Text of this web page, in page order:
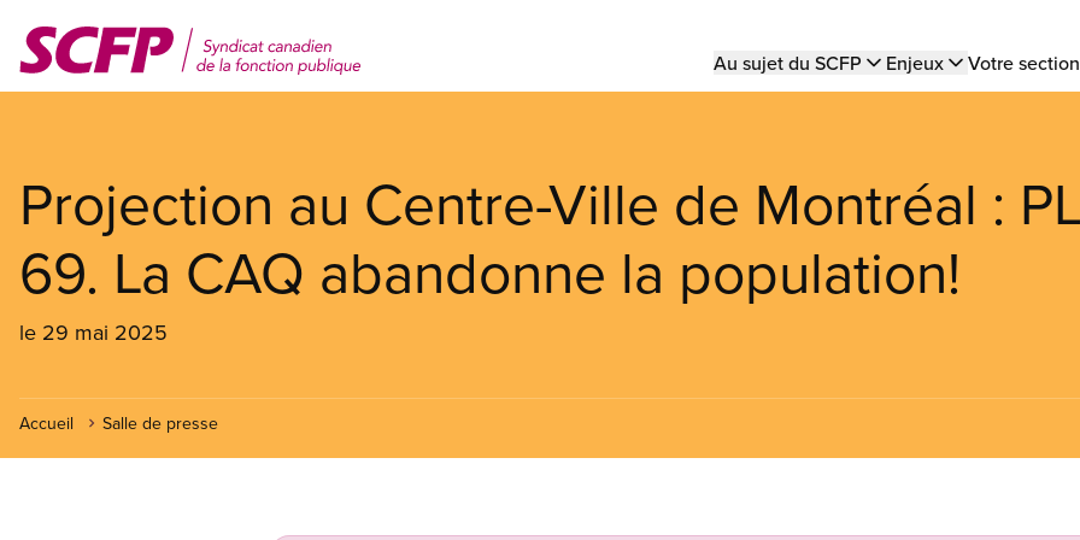
contenu
Main
Au sujet du SCFP Enjeux Votre
Projection au Centre-Ville de Montréal :
69. La CAQ abandonne la population!
le 29 mai 2025
Accueil Salle de presse